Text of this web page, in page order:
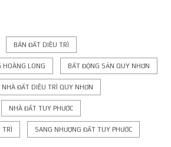
BÁN ĐẤT DIÊU TRÌ
HOÀNG LONG BẤT ĐỘNG SẢN QUY NHƠN
NHÀ ĐẤT DIÊU TRÌ QUY NHƠN
NHÀ ĐẤT TUY PHƯỚC
SANG NHƯỢNG ĐẤT TUY PHƯỚC